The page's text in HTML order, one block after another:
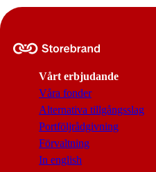
Vårt erbjudande
Våra fonder
Alternativa tillgångsslag
Portföljrådgivning
Förvaltning
In english